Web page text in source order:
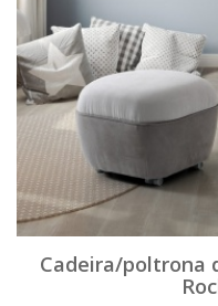
Cadeira/poltrona